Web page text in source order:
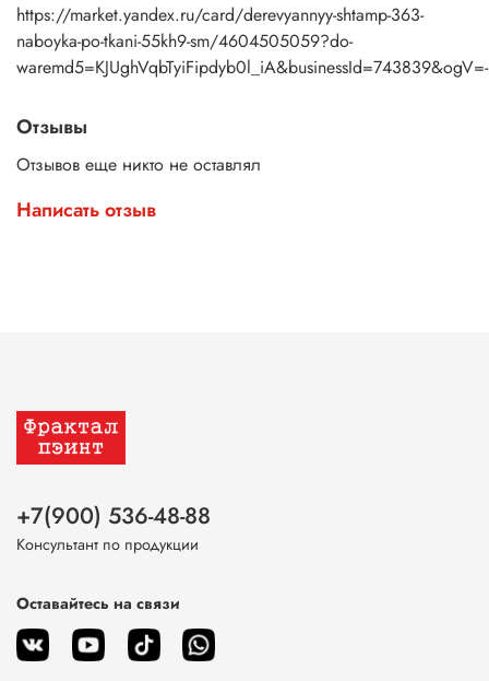
https://market.yandex.ru/card/derevyannyy-shtamp-363-
naboyka-po-tkani-55kh9-sm/4604505059?do-
Отзывы
Отзывов еще никто не оставлял
Написать отзыв
+7(900) 536-48-88
Консультант по продукции
Оставайтесь на связи